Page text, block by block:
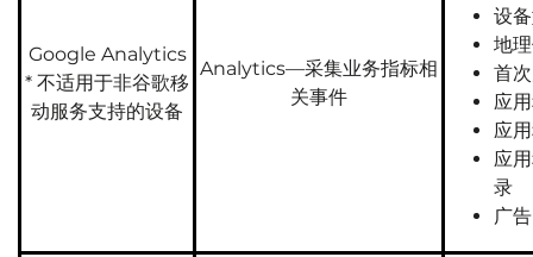
Google Analytics
* 不适用于非谷歌移
动服务支持的设备
Analytics—采集业务指标相
关事件
设
地
首
应
应
应
录
广